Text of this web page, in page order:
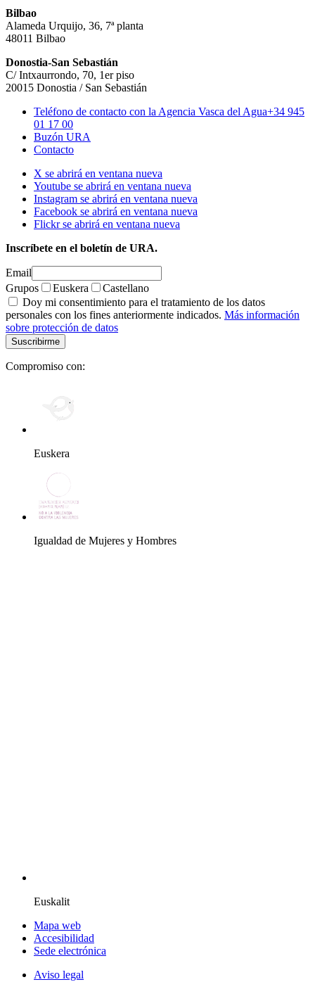
Bilbao
Alameda Urquijo, 36, 7ª planta
48011 Bilbao
Donostia-San Sebastián
C/ Intxaurrondo, 70, 1er piso
20015 Donostia / San Sebastián
Teléfono de contacto con la Agencia Vasca del Agua+34 945
01 17 00
Buzón URA
Contacto
X se abrirá en ventana nueva
Youtube se abrirá en ventana nueva
Instagram se abrirá en ventana nueva
Facebook se abrirá en ventana nueva
Flickr se abrirá en ventana nueva
Inscríbete en el boletín de URA.
Email
Grupos
Euskera
Castellano
Doy mi consentimiento para el tratamiento de los datos
personales con los fines anteriormente indicados. Más información
sobre protección de datos
Compromiso con:
Euskera
Igualdad de Mujeres y Hombres
Euskalit
Mapa web
Accesibilidad
Sede electrónica
Aviso legal